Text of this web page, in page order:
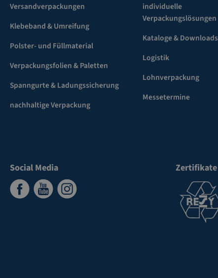
Versandverpackungen
Klebeband & Umreifung
Polster- und Füllmaterial
Verpackungsfolien & Paletten
Spanngurte & Ladungssicherung
nachhaltige Verpackung
individuelle
Verpackungslösungen
Kataloge & Downloads
Logistik
Lohnverpackung
Messetermine
Social Media Zertifikate